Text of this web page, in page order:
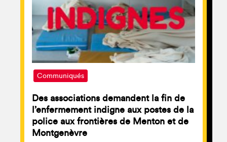
Communiqués
Des associations demandent la fin de
l’enfermement indigne aux postes de la
police aux frontières de Menton et de
Montgenèvre